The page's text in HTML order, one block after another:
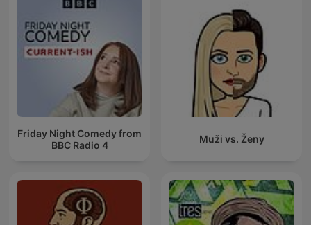
Friday Night Comedy from
BBC Radio 4
Muži vs. Ženy